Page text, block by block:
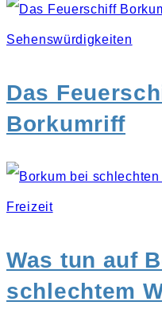
Sehenswürdigkeiten
Das
Borkumriff
Freizeit
Was tun auf
schlechtem